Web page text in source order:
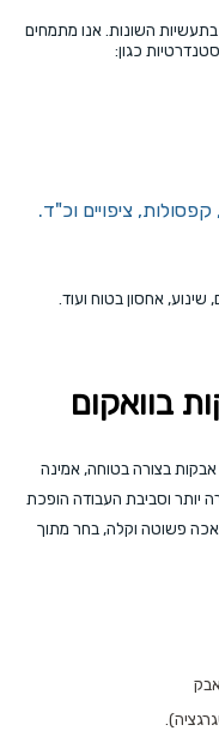
השונות. אנו מתמחים
כגון:
ציפויים וכ"ד.
שינוע, אחסון בטוח ועוד.
בוואקום
אבקות בצורה בטוחה, אמינה
יותר וסביבת העבודה הופכת
פשוטה וקלה, בחר מתוך